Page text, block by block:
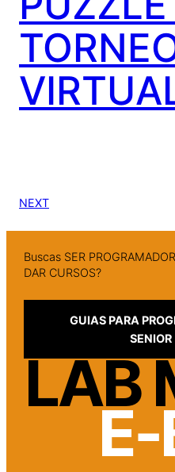
NEXT
Buscas SER
DAR CURSOS?
GUIAS PARA
SENIOR
LAB
E-